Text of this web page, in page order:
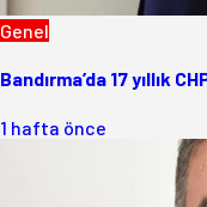
Genel
Bandırma’da 17 yıllık
1 hafta önce